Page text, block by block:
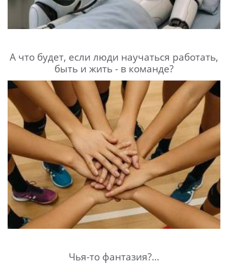
А что будет, если люди научаться работать,
быть и жить - в команде?
Чья-то фантазия?...